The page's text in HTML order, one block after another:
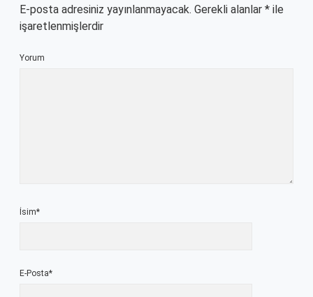
E-posta adresiniz yayınlanmayacak. Gerekli alanlar * ile
işaretlenmişlerdir
Yorum
İsim*
E-Posta*